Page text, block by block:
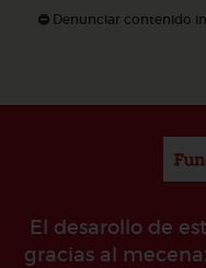
Denunciar contenido
El desarollo de
gracias al